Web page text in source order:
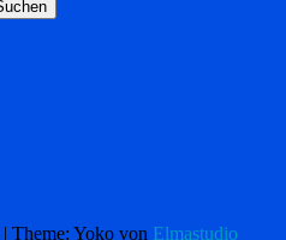
| Theme: Yoko von Elmastudio